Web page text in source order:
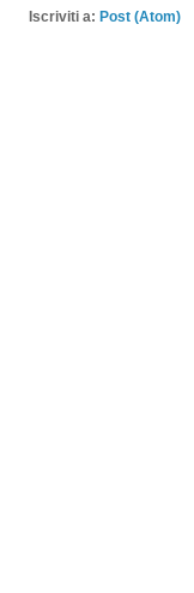
Iscriviti a: Post (Atom)